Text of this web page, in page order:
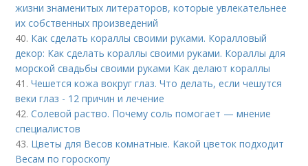
жизни знаменитых литераторов, которые увлекательнее
их собственных произведений
40. Как сделать кораллы своими руками. Коралловый
декор: Как сделать кораллы своими руками. Кораллы для
морской свадьбы своими руками Как делают кораллы
41.Чешется кожа вокруг глаз. Что делать, если чешутся
веки глаз - 12 причин и лечение
42.Солевой раство. Почему соль помогает — мнение
специалистов
43. Цветы для Весов комнатные. Какой цветок подходит
Весам по гороскопу